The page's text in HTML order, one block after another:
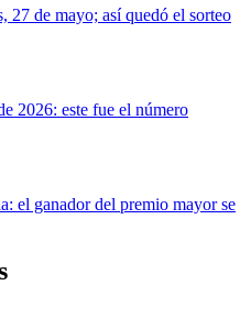
27 de mayo; así quedó el sorteo
2026: este fue el número
el ganador del premio mayor se